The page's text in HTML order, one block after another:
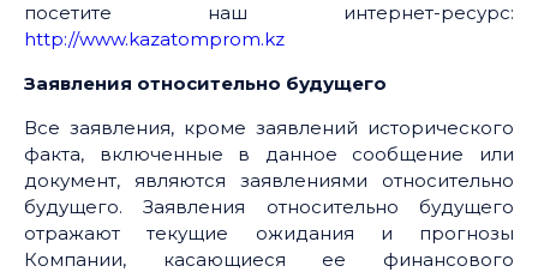
посетите наш интернет-ресурс:
http://www.kazatomprom.kz
Заявления относительно будущего
Все заявления, кроме заявлений исторического
факта, включенные в данное сообщение или
документ, являются заявлениями относительно
будущего. Заявления относительно будущего
отражают текущие ожидания и прогнозы
Компании, касающиеся ее финансового